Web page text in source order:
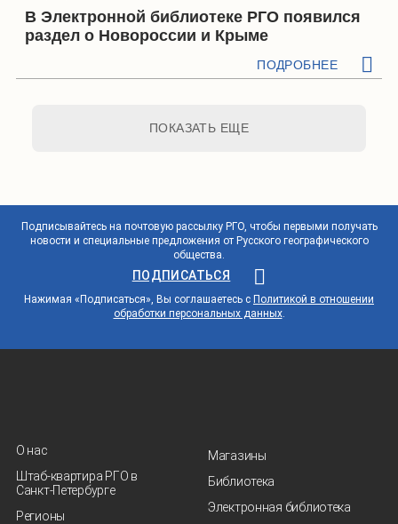
В Электронной библиотеке РГО появился
раздел о Новороссии и Крыме
ПОДРОБНЕЕ
ПОКАЗАТЬ ЕЩЕ
Подписывайтесь на почтовую рассылку РГО, чтобы первыми получать
новости и специальные предложения от Русского географического
общества.
ПОДПИСАТЬСЯ
Нажимая «Подписаться», Вы соглашаетесь с Политикой в отношении
обработки персональных данных.
О нас
Штаб-квартира РГО в
Санкт‑Петербурге
Регионы
Магазины
Библиотека
Электронная библиотека